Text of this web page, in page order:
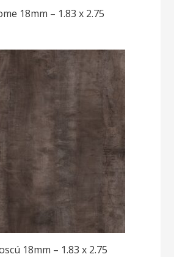
18mm – 1.83 x 2.75
18mm – 1.83 x 2.75